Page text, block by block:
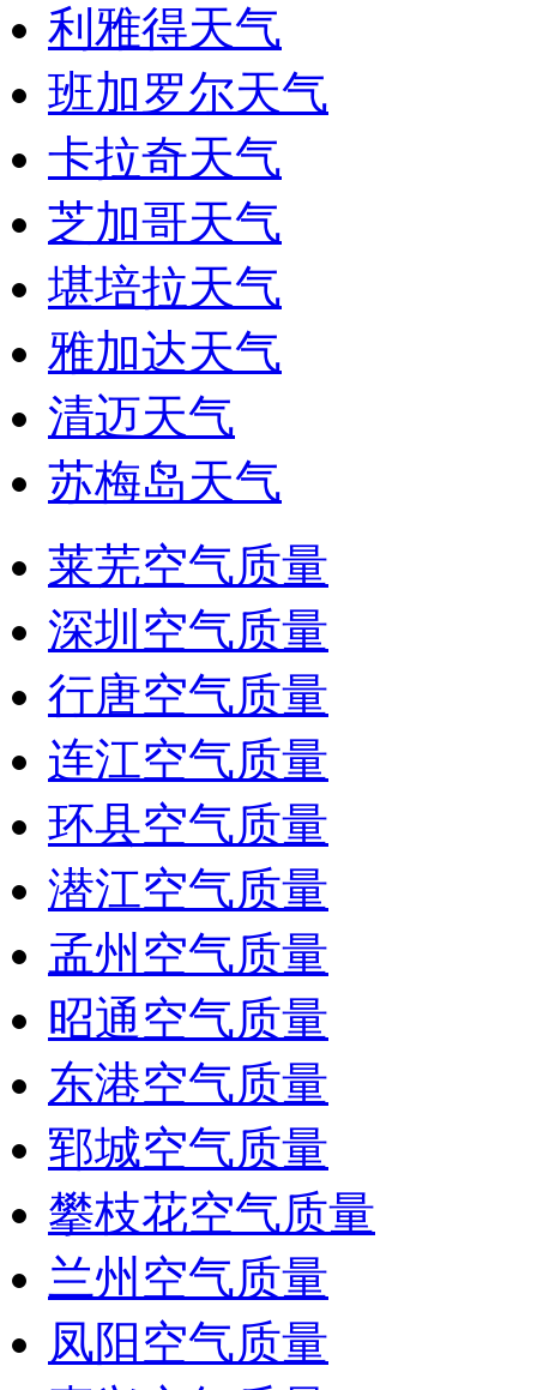
利雅得天气
班加罗尔天气
卡拉奇天气
芝加哥天气
堪培拉天气
雅加达天气
清迈天气
苏梅岛天气
莱芜空气质量
深圳空气质量
行唐空气质量
连江空气质量
环县空气质量
潜江空气质量
孟州空气质量
昭通空气质量
东港空气质量
郓城空气质量
攀枝花空气质量
兰州空气质量
凤阳空气质量